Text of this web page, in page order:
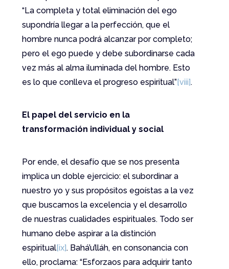
“La completa y total eliminación del ego
supondría llegar a la perfección, que el
hombre nunca podrá alcanzar por completo;
pero el ego puede y debe subordinarse cada
vez más al alma iluminada del hombre. Esto
es lo que conlleva el progreso espiritual”[viii].
El papel del servicio en la
transformación individual y social
Por ende, el desafío que se nos presenta
implica un doble ejercicio: el subordinar a
nuestro yo y sus propósitos egoístas a la vez
que buscamos la excelencia y el desarrollo
de nuestras cualidades espirituales. Todo ser
humano debe aspirar a la distinción
espiritual[ix]. Bahá’u’lláh, en consonancia con
ello, proclama: “Esforzaos para adquirir tanto